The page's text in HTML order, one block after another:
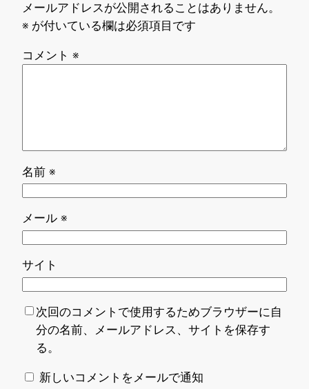
メールアドレスが公開されることはありません。
※ が付いている欄は必須項目です
コメント ※
名前 ※
メール ※
サイト
次回のコメントで使用するためブラウザーに自
分の名前、メールアドレス、サイトを保存す
る。
新しいコメントをメールで通知